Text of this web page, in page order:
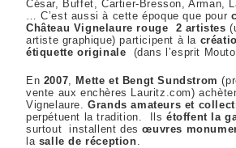
César, Buffet, Cartier-Bresson, Arman,
… C’est aussi à cette époque que pour
Château Vignelaure rouge 2 artistes
artiste graphique) participent à la
étiquette originale
(dans l’esprit
En 2007 Mette et Bengt Sundstrom
vente aux enchères Lauritz.com)
Vignelaure.Grands amateurs et
perpétuent la tradition. Ilsétoffent la
surtout installent desœuvres
la salle de réception